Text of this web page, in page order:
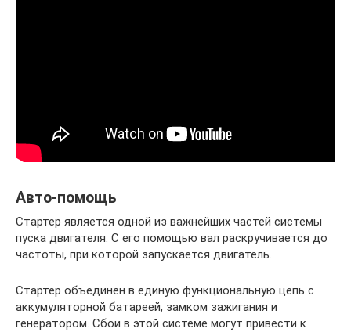
Авто-помощь
Стартер является одной из важнейших частей системы
пуска двигателя. С его помощью вал раскручивается до
частоты, при которой запускается двигатель.
Стартер объединен в единую функциональную цепь с
аккумуляторной батареей, замком зажигания и
генератором. Сбои в этой системе могут привести к